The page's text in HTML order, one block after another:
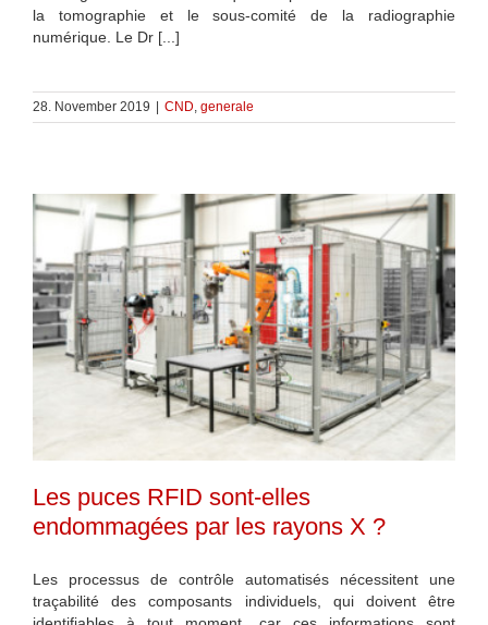
la tomographie et le sous-comité de la radiographie
numérique. Le Dr [...]
28. November 2019 CND, generale
Les puces RFID sont-elles
endommagées par les rayons X ?
Les processus de contrôle automatisés nécessitent une
traçabilité des composants individuels, qui doivent être